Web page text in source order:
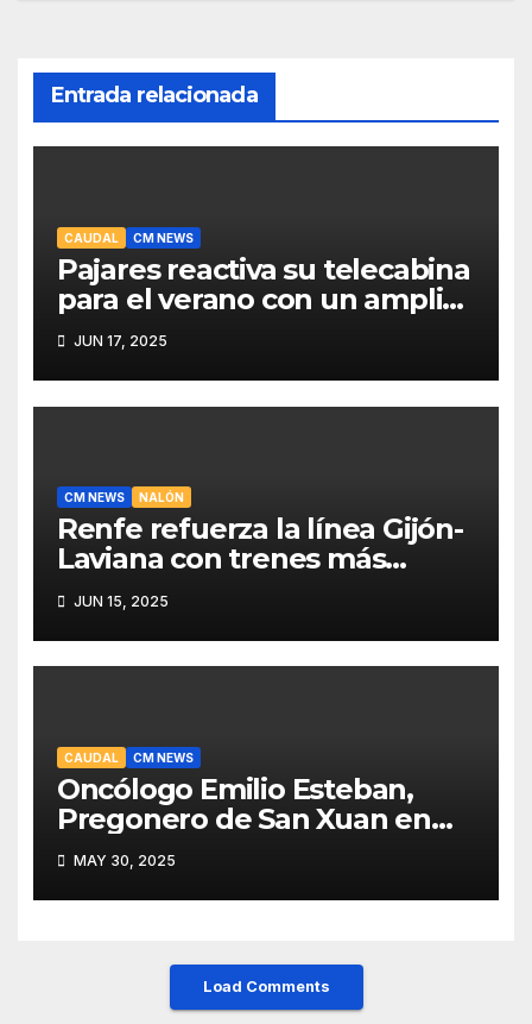
Entrada relacionada
CAUDAL CM NEWS
Pajares reactiva su telecabina
para el verano con un amplio
programa de actividades
JUN 17, 2025
CM NEWS NALÓN
Renfe refuerza la línea Gijón-
Laviana con trenes más
fiables y mejor servicio para
recuperar viajeros
JUN 15, 2025
CAUDAL CM NEWS
Oncólogo Emilio Esteban,
Pregonero de San Xuan en
Mieres: Un Honor para Turón
y el HUCA
MAY 30, 2025
Load Comments